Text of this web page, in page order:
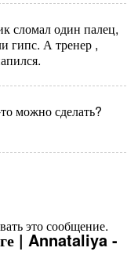
сломал один палец,
гипс. А тренер ,
можно сделать?
это сообщение.
| Annataliya -